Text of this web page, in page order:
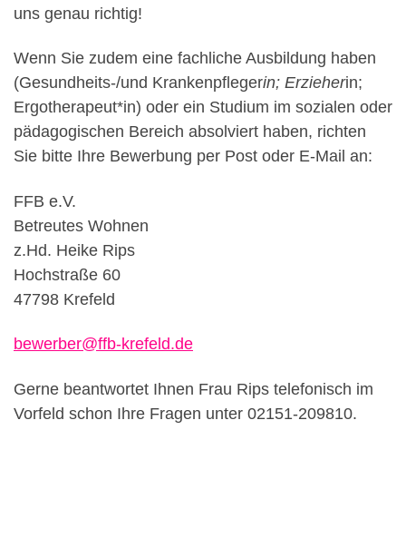
uns genau richtig!
Wenn Sie zudem eine fachliche Ausbildung haben
(Gesundheits-/und Krankenpflegerin; Erzieherin;
Ergotherapeut*in) oder ein Studium im sozialen oder
pädagogischen Bereich absolviert haben, richten
Sie bitte Ihre Bewerbung per Post oder E-Mail an:
FFB e.V.
Betreutes Wohnen
z.Hd. Heike Rips
Hochstraße 60
47798 Krefeld
bewerber@ffb-krefeld.de
Gerne beantwortet Ihnen Frau Rips telefonisch im
Vorfeld schon Ihre Fragen unter 02151-209810.